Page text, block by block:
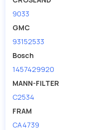
9033
GMC
93152533
Bosch
1457429920
MANN-FILTER
C2534
FRAM
CA4739